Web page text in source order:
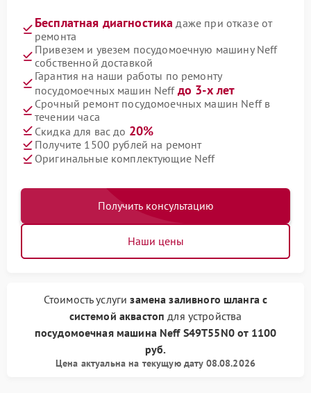
Бесплатная диагностика даже при отказе от
ремонта
Привезем и увезем посудомоечную машину Neff
собственной доставкой
Гарантия на наши работы по ремонту
посудомоечных машин Neff до 3-х лет
Срочный ремонт посудомоечных машин Neff в
течении часа
Скидка для вас до 20%
Получите 1500 рублей на ремонт
Оригинальные комплектующие Neff
Получить консультацию
Наши цены
Стоимость услугизамена заливного шланга с
системой аквастоп для устройства
посудомоечная машина Neff S49T55N0от 1100
руб.
Цена актуальна на текущую дату 08.08.2026